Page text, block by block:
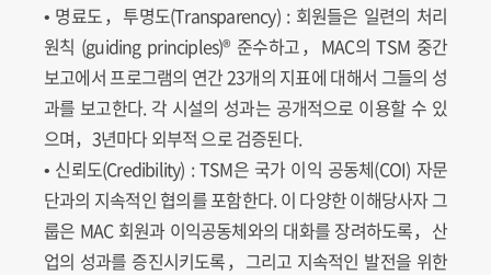
• 명료도，투명도(Transparency) : 회원들은 일련의 처리
원칙 (guiding principles)® 준수하고，MAC의 TSM 중간
보고에서 프로그램의 연간 23개의 지표에 대해서 그들의 성
과를 보고한다. 각 시설의 성과는 공개적으로 이용할 수 있
으며，3년마다 외부적 으로 검증된다.
• 신뢰도(Credibility) : TSM은 국가 이익 공동체(COI) 자문
단과의 지속적인 협의를 포함한다. 이 다양한 이해당사자 그
룹은 MAC 회원과 이익공동체와의 대화를 장려하도록，산
업의 성과를 증진시키도록，그리고 지속적인 발전을 위한